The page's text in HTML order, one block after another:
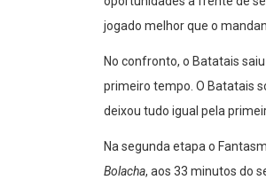
jogado melhor que o
No confronto, o Batatais
primeiro tempo. O Batatais
deixou tudo igual pela
Na segunda etapa o
Bolacha, aos 33 minutos do